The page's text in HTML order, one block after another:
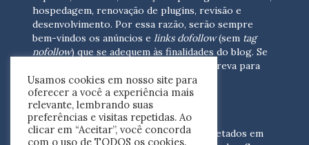
hospedagem, renovação de plugins, revisão e
desenvolvimento. Por essa razão, serão sempre
bem-vindos os anúncios e links dofollow(sem tag
nofollow) que se adequem às finalidades do blog. Se
escreva para
nós(contato@resenhacritica.com.br)
FONTES E ACERVO
As resenhas, dossiês e sumários são coletados em
Usamos cookies em nosso site para
oferecer a você a experiência mais
relevante, lembrando suas
preferências e visitas repetidas. Ao
clicar em “Aceitar”, você concorda
com o uso de TODOS os cookies.